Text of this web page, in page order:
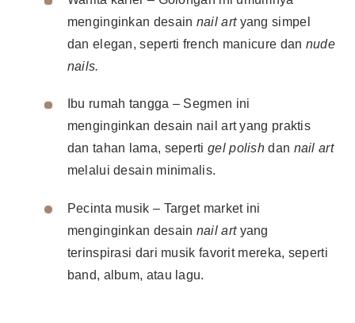
menginginkan desain nail art yang simpel
dan elegan, seperti french manicure dan nude
nails.
Ibu rumah tangga – Segmen ini
menginginkan desain nail art yang praktis
dan tahan lama, seperti gel polish dan nail art
melalui desain minimalis.
Pecinta musik – Target market ini
menginginkan desain nail artyang
terinspirasi dari musik favorit mereka, seperti
band, album, atau lagu.